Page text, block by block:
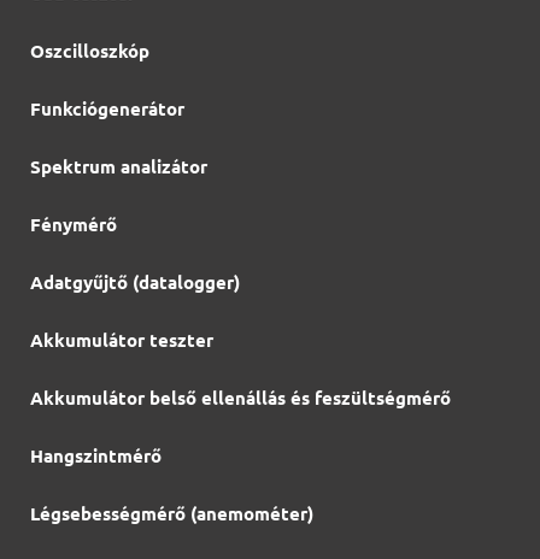
Oszcilloszkóp
Funkciógenerátor
Spektrum analizátor
Fénymérő
Adatgyűjtő (datalogger)
Akkumulátor teszter
Akkumulátor belső ellenállás és feszültségmérő
Hangszintmérő
Légsebességmérő (anemométer)